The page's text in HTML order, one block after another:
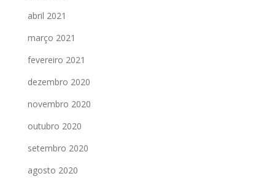
abril 2021
março 2021
fevereiro 2021
dezembro 2020
novembro 2020
outubro 2020
setembro 2020
agosto 2020